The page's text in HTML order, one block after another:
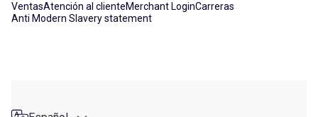
VentasAtención al clienteMerchant LoginCarreras
Anti Modern Slavery statement